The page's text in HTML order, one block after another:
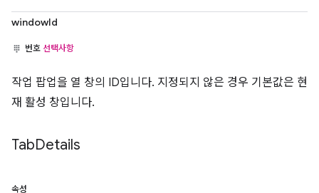
windowId
번호 선택사항
작업 팝업을 열 창의 ID입니다. 지정되지 않은 경우 기본값은 현
재 활성 창입니다.
TabDetails
속성